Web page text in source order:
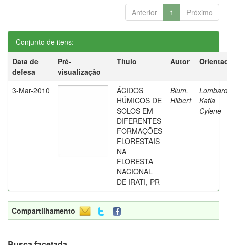
Anterior 1 Próximo
Conjunto de itens:
Data de
defesa
Pré-
visualização
Título Autor
3-Mar-2010
ÁCIDOS
HÚMICOS DE
SOLOS EM
DIFERENTES
FORMAÇÕES
FLORESTAIS
NA
FLORESTA
NACIONAL
DE IRATI, PR
Blum,
Hilbert
Katia
Cylene
Compartilhamento